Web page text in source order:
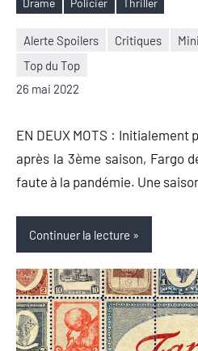
Étiquettes
Alerte Spoilers Critiques
Top du Top
26 mai 2022
Nicolas
Auger
Aucun
commentaire
EN DEUX MOTS : Initialement
après la 3ème saison, Fargo
faute à la pandémie. Une
Continuer la lecture